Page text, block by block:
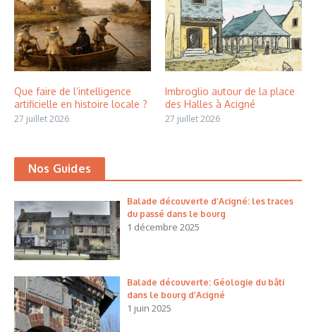
Que faire de l’intelligence
artificielle en histoire locale ?
27 juillet 2026
Imbroglio autour de la place
des Halles à Acigné
27 juillet 2026
Nos Guides
Balade découverte d’Acigné: les traces
du passé dans le bourg
1 décembre 2025
Balade découverte: Géologie du bâti
dans le bourg d’Acigné
1 juin 2025